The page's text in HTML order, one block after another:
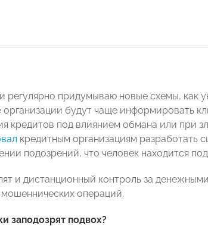
регулярно придумываю новые схемы, как
будут чаще информировать
кредитов под влиянием обмана или при
кредитным организациям разработать
подозрений, что человек находится
и дистанционный контроль за
мошеннических операций.
заподозрят подвох?